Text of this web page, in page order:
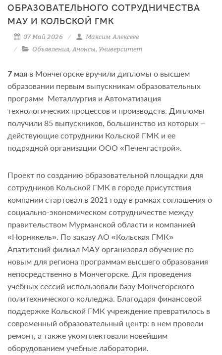
ОБРАЗОВАТЕЛЬНОГО СОТРУДНИЧЕСТВА
МАУ И КОЛЬСКОЙ ГМК
07 Май 2026
Максим Алексеев
Объявления, Анонсы, Университет
7 мая в Мончегорске вручили дипломы о высшем
образовании первым выпускникам образовательных
программ Металлургия и Автоматизация
технологических процессов и производств. Дипломы
получили 85 выпускников, большинство из которых –
действующие сотрудники Кольской ГМК и ее
подрядной организации ООО «Печенгастрой».
Проект по созданию образовательной площадки для
сотрудников Кольской ГМК в городе присутствия
компании стартовал в 2021 году в рамках соглашения о
социально-экономическом сотрудничестве между
правительством Мурманской области и компанией
«Норникель». По заказу АО «Кольская ГМК»
Апатитский филиал МАУ организовал обучение по
новым для региона программам высшего образования
непосредственно в Мончегорске. Для проведения
учебных сессий использовали базу Мончегорского
политехнического колледжа. Благодаря финансовой
поддержке Кольской ГМК учреждение превратилось в
современный образовательный центр: в нем провели
ремонт, а также укомплектовали новейшим
оборудованием учебные лаборатории.